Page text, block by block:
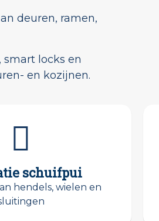
deuren, ramen,
locks en
en kozijnen.
schuifpui
hendels, wielen en